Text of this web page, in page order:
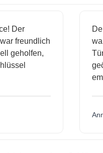
Der
war freundlich
geholfen,